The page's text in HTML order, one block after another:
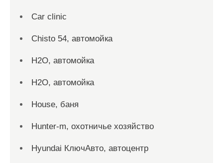
Car clinic
Chisto 54, автомойка
H2O, автомойка
H2O, автомойка
House, баня
Hunter-m, охотничье хозяйство
Hyundai КлючАвто, автоцентр